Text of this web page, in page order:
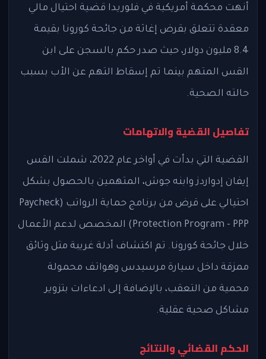
أنهت محكمة أمريكية في فلوريدا قضية احتيال مالي
معقدة تتعلق بقرض إغاثة من جائحة كورونا بقيمة
8.4 مليون دولار، حيث صدر حكم بالسجن على ابن
القس المتهم بينما تم إسقاط التهم عن الأب بسبب
حالته الصحية.
تفاصيل القضية والاتهامات
القضية التي بدأت في أواخر عام 2022، شملت القس
إيفان إدواردز وابنه جوش، المتهمين بالحصول بشكل
احتيالي على قرض من برنامج حماية الرواتب (Paycheck
Protection Program - PPP) المخصص لدعم الأعمال
خلال جائحة كورونا. تم اكتشاف أدلة غريبة مثل وثائق
ممزقة داخل سيارة مرسيدس وهواتف محمولة
محمية من التعقب، بالإضافة إلى ادعاءات بتزوير
مشاكل صحية عقلية.
الحكم القضائي والنتائج